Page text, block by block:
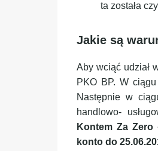
ta została
Jakie są
Aby wciąć udział
PKO BP. W ciągu
Następnie w
handlowo-
Kontem Za Zero
konto do